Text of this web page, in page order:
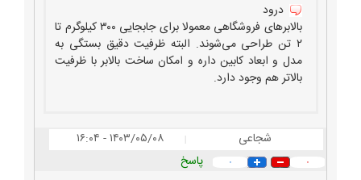
درود
بالابرهای فروشگاهی معمولا برای جابجایی ۳۰۰ کیلوگرم تا
۲ تن طراحی می‌شوند. البته ظرفیت دقیق بستگی به
مدل و ابعاد کابین داره و امکان ساخت بالابر با ظرفیت
بالاتر هم وجود دارد.
شجاعی ۱۴۰۳/۰۵/۰۸ - ۱۶:۰۴
۰ ۰
پاسخ